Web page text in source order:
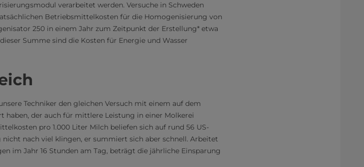
verarbeitet werden. Versuche in Schweden
Betriebsmittelkosten für die Homogenisierung von
250 in einem Jahr zum Zeitpunkt der Erstellung* etwa
Summe sind die Kosten für Energie und Wasser
Techniker den gleichen Versuch mit einem auf dem
der auch für mittlere Leistung in einer Molkerei
pro 1.000 Liter Milch beliefen sich auf rund 56 US-
nach viel klingen, er summiert sich aber schnell. Arbeitet
im Jahr 16 Stunden am Tag, beträgt die jährliche Einsparung